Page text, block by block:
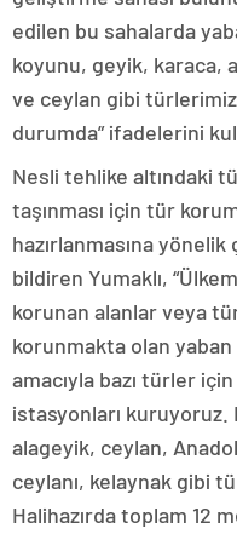
edilen bu sahalarda
koyunu, geyik, karaca,
ve ceylan gibi türlerimiz
durumda” ifadelerini
Nesli tehlike altındaki
taşınması için tür
hazırlanmasına
bildiren Yumaklı,
korunan alanlar veya tür
korunmakta olan
amacıyla bazı türler
istasyonları kuruyoruz.
alageyik, ceylan,
ceylanı, kelaynak gibi
Halihazırda toplam 12